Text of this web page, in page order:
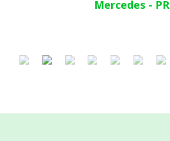
Mercedes - PR